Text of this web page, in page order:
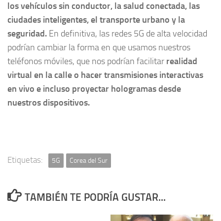
los vehículos sin conductor, la salud conectada, las
ciudades inteligentes, el transporte urbano y la
seguridad. En definitiva, las redes 5G de alta velocidad
podrían cambiar la forma en que usamos nuestros
teléfonos móviles, que nos podrían facilitar realidad
virtual en la calle o hacer transmisiones interactivas
en vivo e incluso proyectar hologramas desde
nuestros dispositivos.
Etiquetas: 5G Corea del Sur
TAMBIÉN TE PODRÍA GUSTAR...